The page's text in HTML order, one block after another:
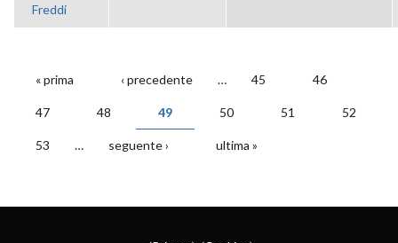
Freddi
PAGINE
« prima ‹ precedente … 45 46
47 48 49 50 51 52
53 … seguente › ultima »